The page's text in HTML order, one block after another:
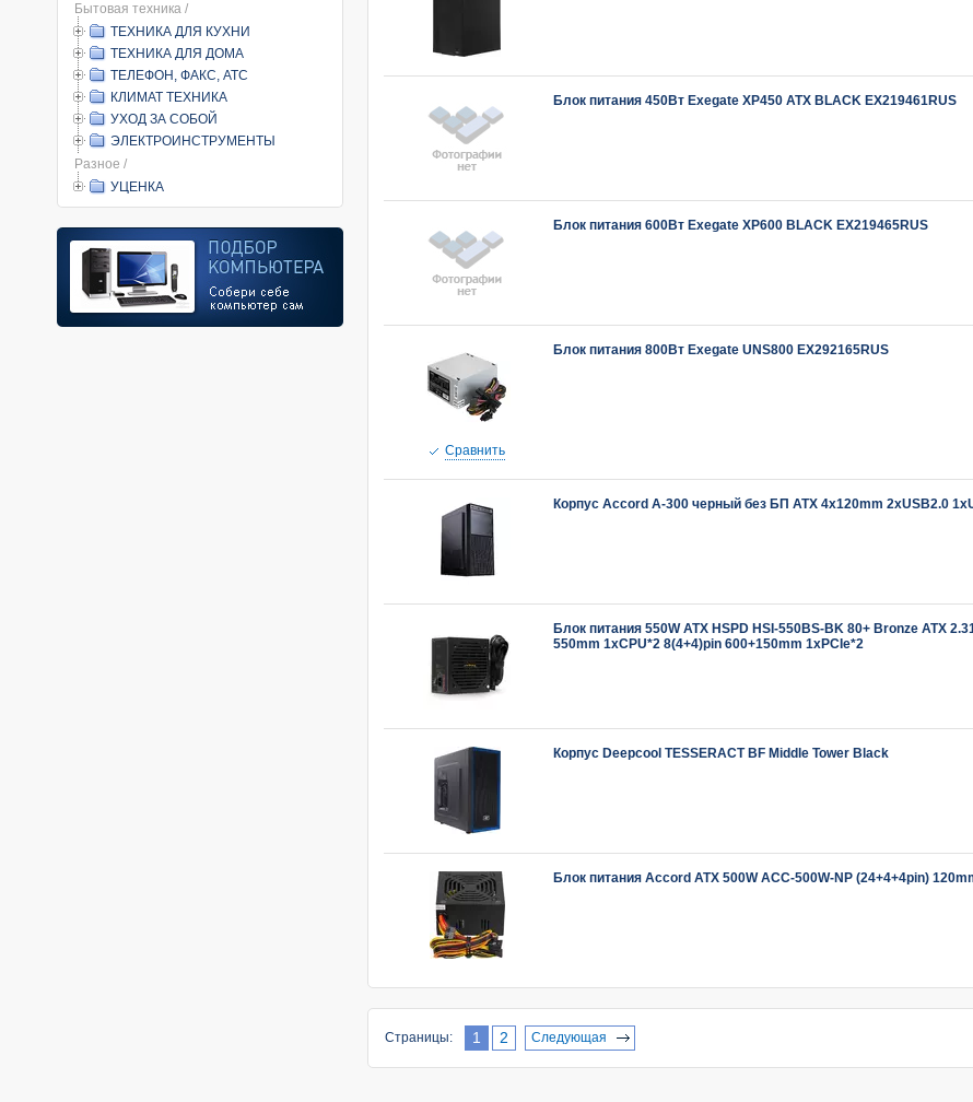
Бытовая техника /
ТЕХНИКА ДЛЯ КУХНИ
ТЕХНИКА ДЛЯ ДОМА
ТЕЛЕФОН, ФАКС, АТС
КЛИМАТ ТЕХНИКА
УХОД ЗА СОБОЙ
ЭЛЕКТРОИНСТРУМЕНТЫ
Разное /
УЦЕНКА
Блок питания 450Вт Exegate XP450 ATX BLACK EX219461RUS
Блок питания 600Вт Exegate XP600 BLACK EX219465RUS
Cравнить
Блок питания 800Вт Exegate UNS800 EX292165RUS
Корпус Accord A-300 черный без БП ATX 4x120mm 2xUSB2.0
Блок питания 550W АТX HSPD HSI-550BS-BK 80+ Bronze ATX
550mm 1xCPU*2 8(4+4)pin 600+150mm 1xPCIe*2
Корпус Deepcool TESSERACT BF Middle Tower Black
Блок питания Accord ATX 500W ACC-500W-NP (24+4+4pin)
Страницы: 1 2 Следующая